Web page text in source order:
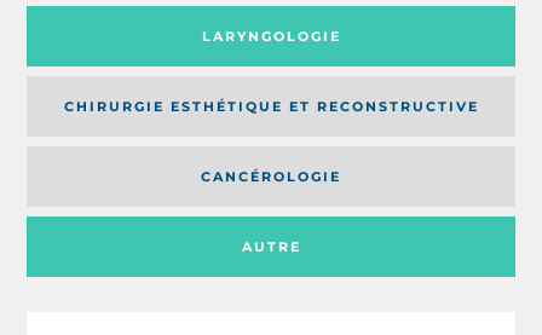
AUTRE
LARYNGOLOGIE
CHIRURGIE ESTHÉTIQUE ET RECONSTRUCTIVE
CANCÉROLOGIE